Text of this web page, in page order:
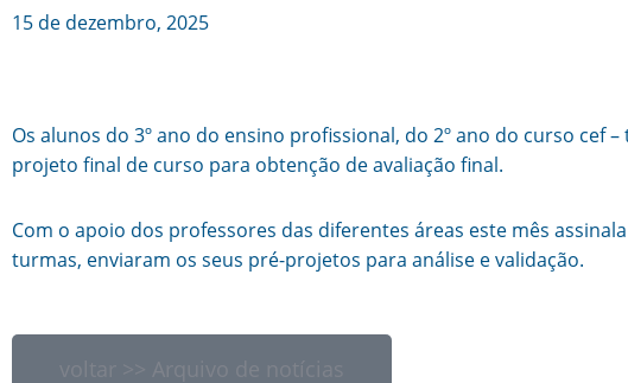
15 de dezembro, 2025
Os alunos do 3º ano do ensino profissional, do 2º ano do curso
projeto final de curso para obtenção de avaliação final.
Com o apoio dos professores das diferentes áreas este mês
turmas, enviaram os seus pré-projetos para análise e validação.